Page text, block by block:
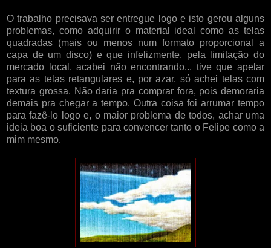
O trabalho precisava ser entregue logo e isto gerou alguns
problemas, como adquirir o material ideal como as telas
quadradas (mais ou menos num formato proporcional a
capa de um disco) e que infelizmente, pela limitação do
mercado local, acabei não encontrando... tive que apelar
para as telas retangulares e, por azar, só achei telas com
textura grossa. Não daria pra comprar fora, pois demoraria
demais pra chegar a tempo. Outra coisa foi arrumar tempo
para fazê-lo logo e, o maior problema de todos, achar uma
ideia boa o suficiente para convencer tanto o Felipe como a
mim mesmo.